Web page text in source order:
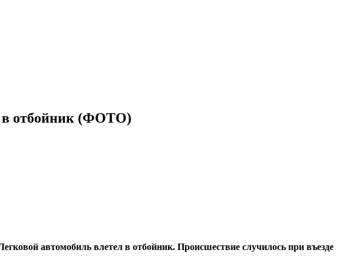
в отбойник (ФОТО)
автомобиль влетел в отбойник. Происшествие случилось при въезде